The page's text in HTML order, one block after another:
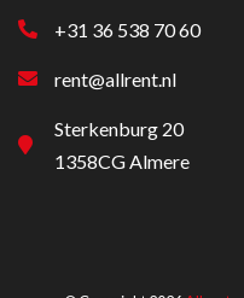
+31 36 538 70 60
rent@allrent.nl
Sterkenburg 20
1358CG Almere